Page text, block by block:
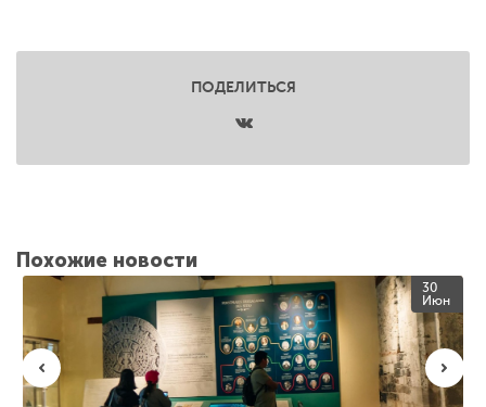
ПОДЕЛИТЬСЯ
Похожие новости
30
Июн